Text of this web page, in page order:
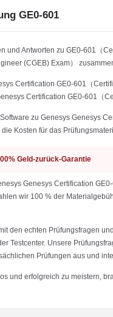
GE0-601
und Antworten zu GE0-601（
(CGEB) Exam）
Certification GE0-601（
Certification GE0-601（
zu Genesys Genesys
Kosten für das
Geld-zurück-Garantie
Genesys Certification
wir 100 % der
den echten Prüfungsfragen
Testcenter. Unsere
Prüfungen aus und
und erfolgreich zu meistern,